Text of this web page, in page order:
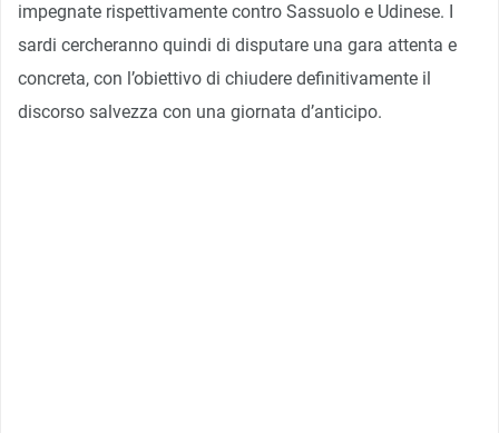
impegnate rispettivamente contro Sassuolo e Udinese. I
sardi cercheranno quindi di disputare una gara attenta e
concreta, con l’obiettivo di chiudere definitivamente il
discorso salvezza con una giornata d’anticipo.